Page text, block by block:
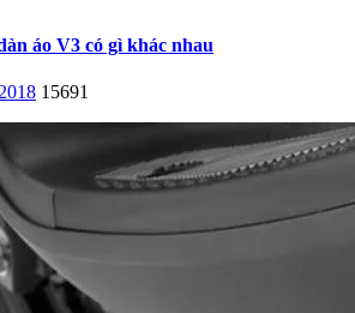
áo V3 có gì khác nhau
15691